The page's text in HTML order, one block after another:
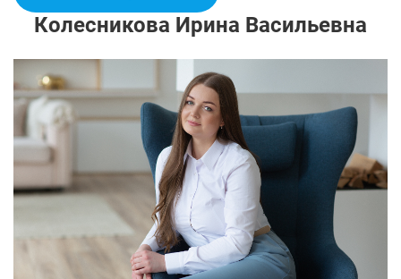
Колесникова Ирина Васильевна